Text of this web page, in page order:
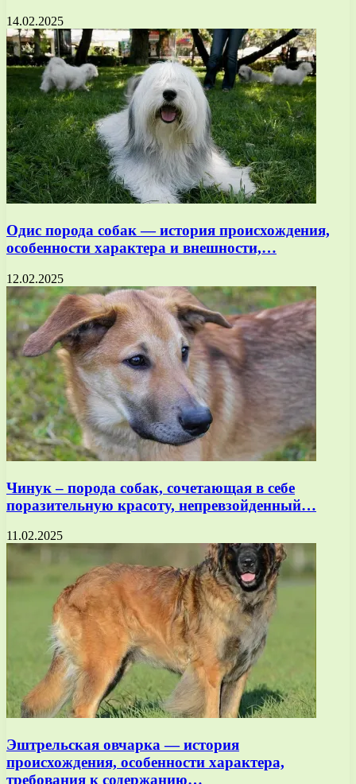
14.02.2025
Одис порода собак — история происхождения,
особенности характера и внешности,…
12.02.2025
Чинук – порода собак, сочетающая в себе
поразительную красоту, непревзойденный…
11.02.2025
Эштрельская овчарка — история
происхождения, особенности характера,
требования к содержанию…